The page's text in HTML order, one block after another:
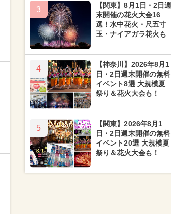
3
【関東】8月1日・2日週
末開催の花火大会16
選！水中花火・尺五寸
玉・ナイアガラ花火も
4
【神奈川】2026年8月1
日・2日週末開催の無料
イベント8選 大規模夏
祭り＆花火大会も！
5
【関東】2026年8月1
日・2日週末開催の無料
イベント20選 大規模夏
祭り＆花火大会も！